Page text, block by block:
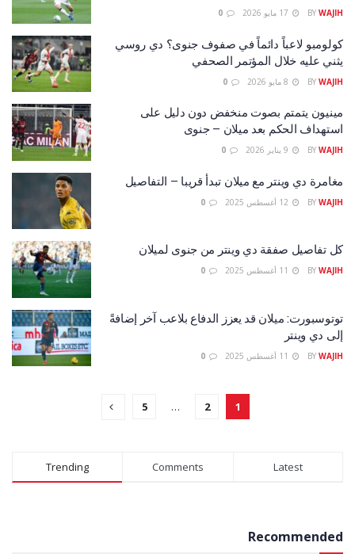
BY WAJIH
كولومبو لاعباً دائماً في صفوف جنوى؟ دي روسي
يثني عليه خلال المؤتمر الصحفي
BY WAJIH
مينيون يتمتم بصوت منخفض دون دليل على
استهداف الحكم بعد ميلان – جنوى
BY WAJIH
مغامرة دي وينتر مع ميلان تبدأ قريبا – التفاصيل
BY WAJIH
كل تفاصيل صفقة دي وينتر من جنوى لميلان
BY WAJIH
توتوسبورت: ميلان قد يعزز الدفاع بلاعب آخر إضافةً
إلى دي وينتر
BY WAJIH
1
2
…
5
Trending Comments Latest
Recommended